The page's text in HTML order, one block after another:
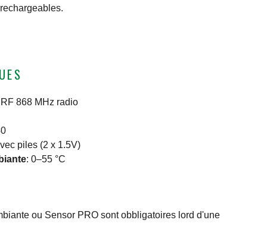
RF 868 MHz radio
piles (2 x 1.5V)
: 0–55 °C
ou Sensor PRO sont obbligatoires lord d'une